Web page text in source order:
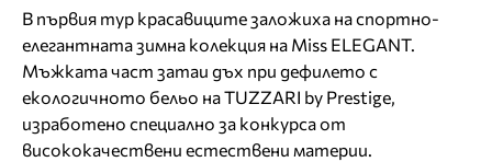
В първия тур красавиците заложиха на спортно-
елегантната зимна колекция на Miss ELEGANT.
Мъжката част затаи дъх при дефилето с
екологичното бельо на TUZZARI by Prestige,
изработено специално за конкурса от
висококачествени естествени материи.